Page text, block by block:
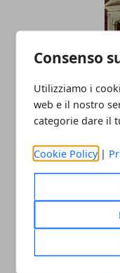
Consenso
Utilizziamo i
web e il nostro
categorie dare il
Cookie Policy |
Impresa
storia di